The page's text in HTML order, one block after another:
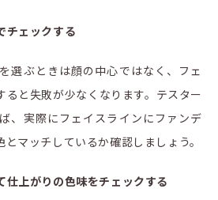
チェックする
選ぶときは顔の中心ではなく、フェ
ると失敗が少なくなります。テスター
、実際にフェイスラインにファンデ
マッチしているか確認しましょう。
仕上がりの色味をチェックする